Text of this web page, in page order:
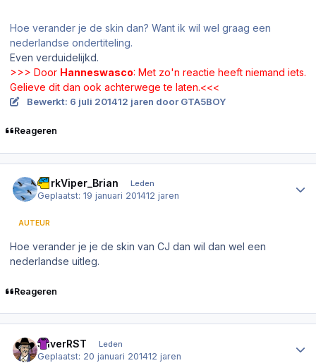
Hoe verander je de skin dan? Want ik wil wel graag een
nederlandse ondertiteling.
Even verduidelijkd.
>>> Door Hanneswasco: Met zo'n reactie heeft niemand iets.
Gelieve dit dan ook achterwege te laten.<<<
Bewerkt: 6 juli 201412 jaren door GTA5BOY
Reageren
DarkViper_Brian Leden
Geplaatst:19 januari 201412 jaren
AUTEUR
Hoe verander je je de skin van CJ dan wil dan wel een
nederlandse uitleg.
Reageren
SilverRST Leden
Geplaatst: 20 januari 201412 jaren